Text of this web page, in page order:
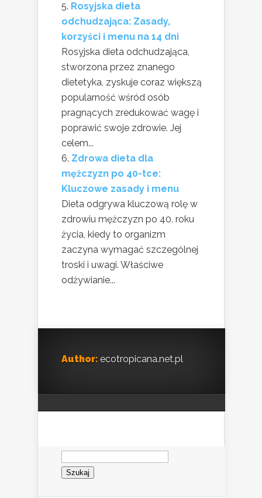
Rosyjska dieta
odchudzająca: Zasady,
korzyści i menu na 14 dni
Rosyjska dieta odchudzająca,
stworzona przez znanego
dietetyka, zyskuje coraz większą
popularność wśród osób
pragnących zredukować wagę i
poprawić swoje zdrowie. Jej
celem...
Zdrowa dieta dla
mężczyzn po 40-tce:
Kluczowe zasady i menu
Dieta odgrywa kluczową rolę w
zdrowiu mężczyzn po 40. roku
życia, kiedy to organizm
zaczyna wymagać szczególnej
troski i uwagi. Właściwe
odżywianie...
Author: ecotropicana.net.pl
Szukaj: